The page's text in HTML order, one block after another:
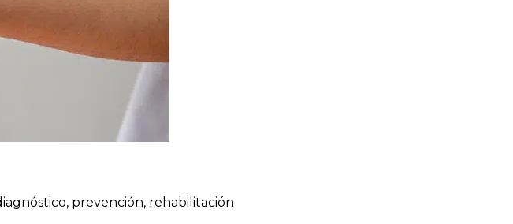
prevención, rehabilitación